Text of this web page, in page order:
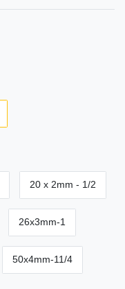
20 x 2mm - 1/2
26x3mm-1
50x4mm-11/4